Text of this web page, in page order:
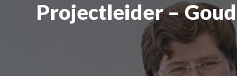
Projectleider–